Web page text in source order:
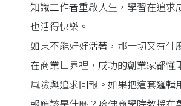
知識工作者重啟人生，學習在追求
也活得快樂。
如果不能好好活著，那一切又有什
在商業世界裡，成功的創業家都懂
風險與追求回報。如果把這套邏輯